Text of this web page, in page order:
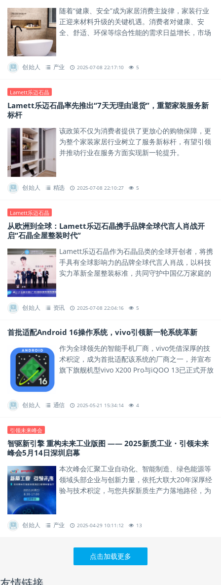
随着“健康、安全”成为家居消费主旋律，家装行业
正迎来材料升级的关键机遇。消费者对健康、安
全、舒适、环保等综合性能的需求日益增长，市场
创始人 产业 2025-07-08 22:17:10 5
Lamett乐迈石晶
Lamett乐迈石晶率先推出“7天无理由退货”，重塑家装服务新
标杆
该政策不仅为消费者提供了更放心的购物保障，更
为整个家装家居行业树立了服务新标杆，有望引领
并推动行业在服务方面实现新一轮提升。
创始人 精选 2025-07-08 22:10:27 5
Lamett乐迈石晶
从欧洲到全球：Lamett乐迈石晶携手品牌全球代言人肖战开
启“石晶全屋整装时代”
Lamett乐迈石晶作为石晶品类的全球开创者，将携
手具有全球影响力的品牌全球代言人肖战，以科技
实力革新全屋整装标准，共同守护中国亿万家庭的
创始人 资讯 2025-07-08 22:04:16 5
首批适配Android 16操作系统，vivo引领新一轮系统革新
作为全球领先的智能手机厂商，vivo凭借深厚的技
术积淀，成为首批适配该系统的厂商之一，并宣布
旗下旗舰机型vivo X200 Pro与iQOO 13已正式开放
创始人 通信 2025-05-21 15:34:14 4
引领未来峰会
智驱新引擎 重构未来工业版图 —— 2025新质工业・引领未来
峰会5月14日深圳启幕
本次峰会汇聚工业自动化、智能制造、绿色能源等
领域头部企业与创新力量，依托大联大20年深厚经
验与技术积淀，与您共探新质生产力落地路径，为
创始人 产业 2025-04-29 10:11:12 13
点击加载更多